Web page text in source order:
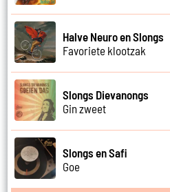
Halve Neuro en Slongs
Favoriete klootzak
Slongs Dievanongs
Gin zweet
Slongs en Safi
Goe